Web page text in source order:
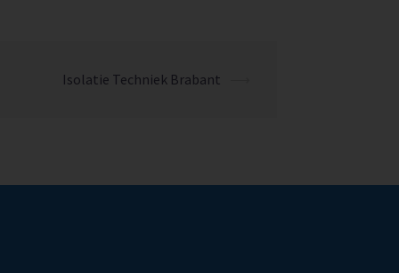
Isolatie Techniek Brabant